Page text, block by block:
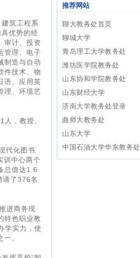
筑工程系
优势的经
审计、投资
管理、电子
制造与自动
件技术、物
语、应用英
理、环境艺
，教授、
代化图书
训中心两个
总值达1.6
请了376名
进商务现
特色职业教
学实力，使
。
推荐网站
聊大教务处首页
聊城大学
青岛理工大学教务处
潍坊医学院教务处
山东协和学院教务处
山东财经大学
济南大学教务处登录
曲师大教务处
山东大学
中国石油大学华东教务处